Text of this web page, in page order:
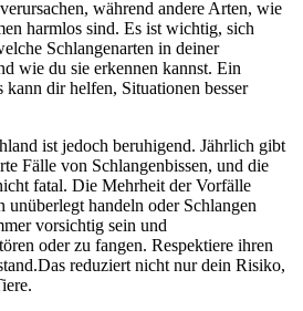
während andere Arten, wie
harmlos⁤ sind. Es ist wichtig, ⁤sich
Schlangenarten in​ deiner
wie du sie erkennen kannst. Ein
kann dir⁣ helfen, Situationen besser
ist jedoch beruhigend. Jährlich gibt
Fälle⁤ von Schlangenbissen, und die
fatal. Die Mehrheit der ⁤Vorfälle
unüberlegt handeln oder Schlangen
vorsichtig⁣ sein und
oder zu fangen. Respektiere ihren
reduziert nicht nur ​dein Risiko,